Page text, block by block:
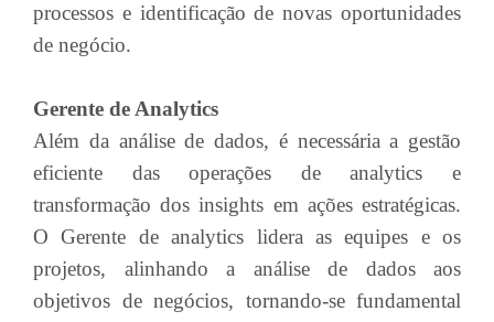
processos e identificação de novas oportunidades
de negócio.
Gerente de Analytics
Além da análise de dados, é necessária a gestão
eficiente das operações de analytics e
transformação dos insights em ações estratégicas.
O Gerente de analytics lidera as equipes e os
projetos, alinhando a análise de dados aos
objetivos de negócios, tornando-se fundamental